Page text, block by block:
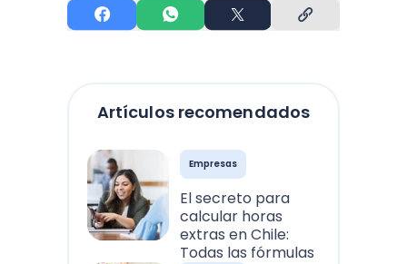
Artículos recomendados
Empresas
El secreto para
calcular horas
extras en Chile:
Todas las fórmulas